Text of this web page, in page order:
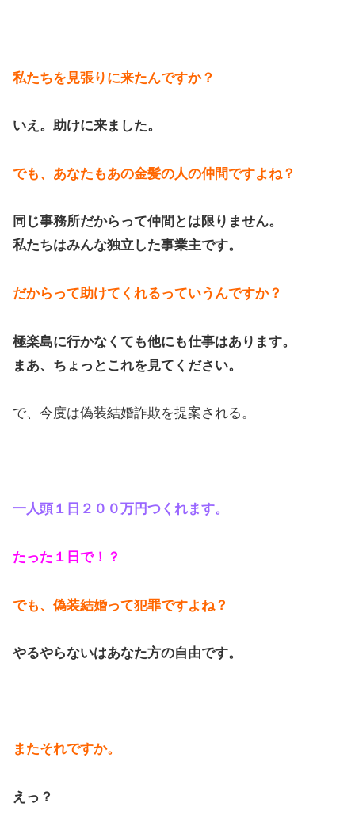
私たちを見張りに来たんですか？
いえ。助けに来ました。
でも、あなたもあの金髪の人の仲間ですよね？
同じ事務所だからって仲間とは限りません。
私たちはみんな独立した事業主です。
だからって助けてくれるっていうんですか？
極楽島に行かなくても他にも仕事はあります。
まあ、ちょっとこれを見てください。
で、今度は偽装結婚詐欺を提案される。
一人頭１日２００万円つくれます。
たった１日で！？
でも、偽装結婚って犯罪ですよね？
やるやらないはあなた方の自由です。
またそれですか。
えっ？